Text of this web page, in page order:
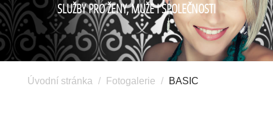
SLUŽBY PRO ŽENY, MUŽE I SPOLEČNOSTI
Úvodní stránka Fotogalerie BASIC